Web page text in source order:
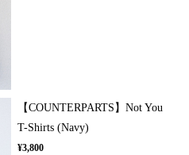
【COUNTERPARTS】Not You
T-Shirts (Navy)
¥3,800